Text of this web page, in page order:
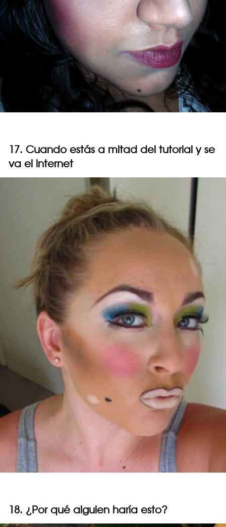
17. Cuando estás a mitad del tutorial y se
va el internet
18. ¿Por qué alguien haría esto?